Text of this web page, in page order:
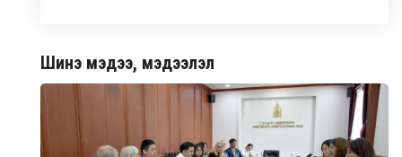
Шинэ мэдээ, мэдээлэл